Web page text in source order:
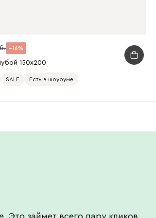
16
150x200
SALE Есть в шоуруме